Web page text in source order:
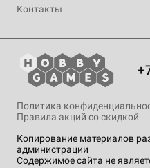
Контакты
Копирование материалов
администрации
Содержимое сайта не
Политика
Правила акций со скидкой